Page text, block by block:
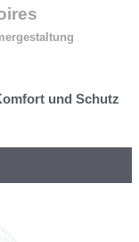
und Schutz